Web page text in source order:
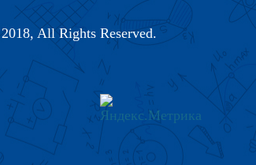
All Rights Reserved.